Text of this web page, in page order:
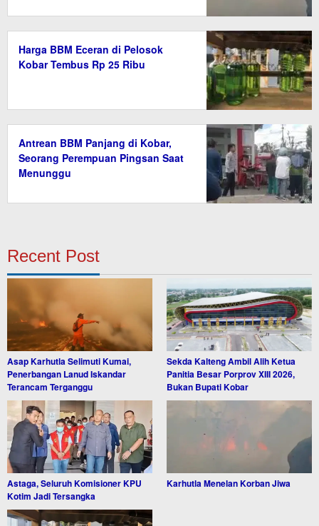
Harga BBM Eceran di Pelosok
Kobar Tembus Rp 25 Ribu
Antrean BBM Panjang di Kobar,
Seorang Perempuan Pingsan Saat
Menunggu
Recent Post
Asap Karhutla Selimuti Kumai,
Penerbangan Lanud Iskandar
Terancam Terganggu
Sekda Kalteng Ambil Alih Ketua
Panitia Besar Porprov XIII 2026,
Bukan Bupati Kobar
Astaga, Seluruh Komisioner KPU
Kotim Jadi Tersangka
Karhutla Menelan Korban Jiwa